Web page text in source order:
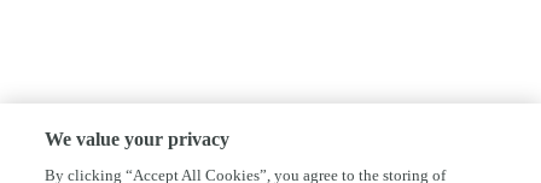
We value your privacy
By clicking “Accept All Cookies”, you agree to the storing of